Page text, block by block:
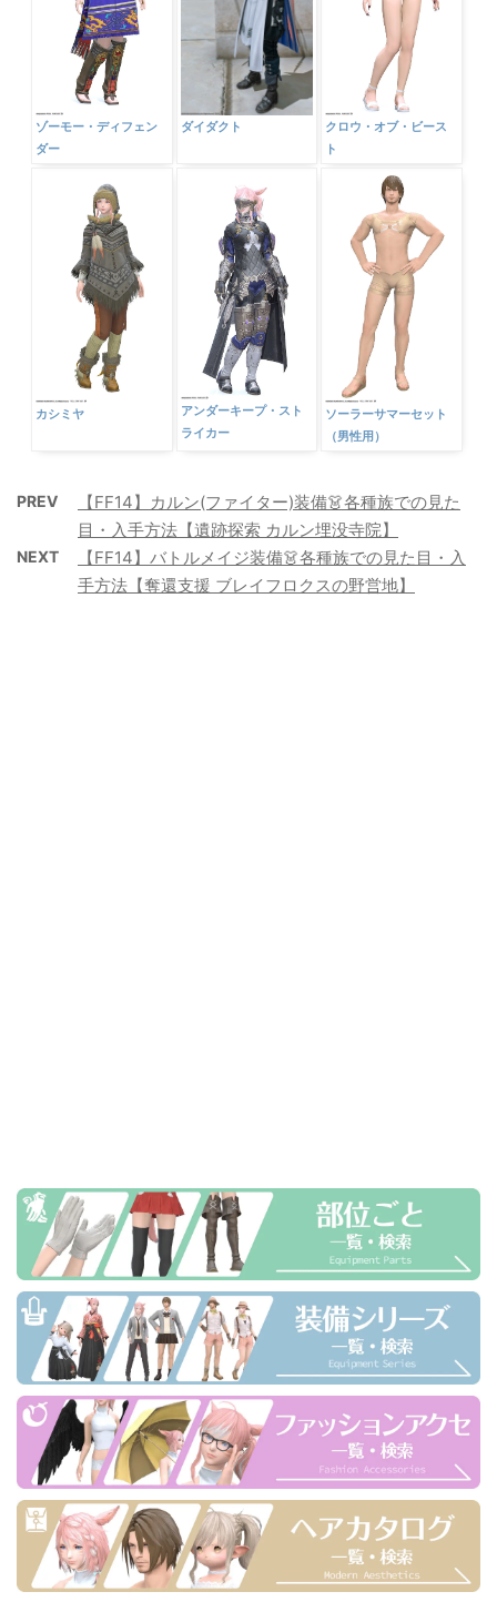
ゾーモー・ディフェン
ダー
ダイダクト
クロウ・オブ・ビース
ト
カシミヤ
アンダーキープ・スト
ライカー
ソーラーサマーセット
（男性用）
PREV
【FF14】カルン(ファイター)装備👗各種族での見た
目・入手方法【遺跡探索 カルン埋没寺院】
NEXT
【FF14】バトルメイジ装備👗各種族での見た目・入
手方法【奪還支援 ブレイフロクスの野営地】